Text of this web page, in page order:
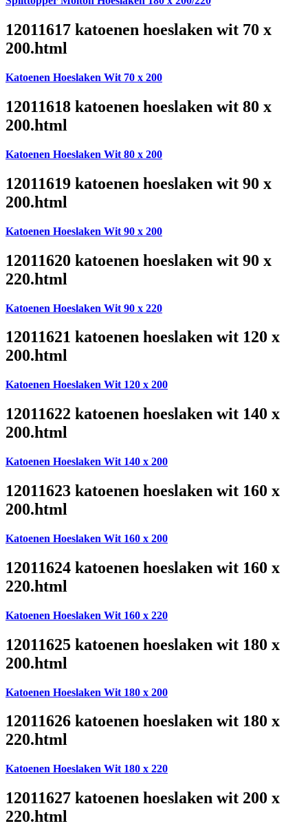
12011617 katoenen hoeslaken wit 70 x
200.html
Katoenen Hoeslaken Wit 70 x 200
12011618 katoenen hoeslaken wit 80 x
200.html
Katoenen Hoeslaken Wit 80 x 200
12011619 katoenen hoeslaken wit 90 x
200.html
Katoenen Hoeslaken Wit 90 x 200
12011620 katoenen hoeslaken wit 90 x
220.html
Katoenen Hoeslaken Wit 90 x 220
12011621 katoenen hoeslaken wit 120 x
200.html
Katoenen Hoeslaken Wit 120 x 200
12011622 katoenen hoeslaken wit 140 x
200.html
Katoenen Hoeslaken Wit 140 x 200
12011623 katoenen hoeslaken wit 160 x
200.html
Katoenen Hoeslaken Wit 160 x 200
12011624 katoenen hoeslaken wit 160 x
220.html
Katoenen Hoeslaken Wit 160 x 220
12011625 katoenen hoeslaken wit 180 x
200.html
Katoenen Hoeslaken Wit 180 x 200
12011626 katoenen hoeslaken wit 180 x
220.html
Katoenen Hoeslaken Wit 180 x 220
12011627 katoenen hoeslaken wit 200 x
220.html